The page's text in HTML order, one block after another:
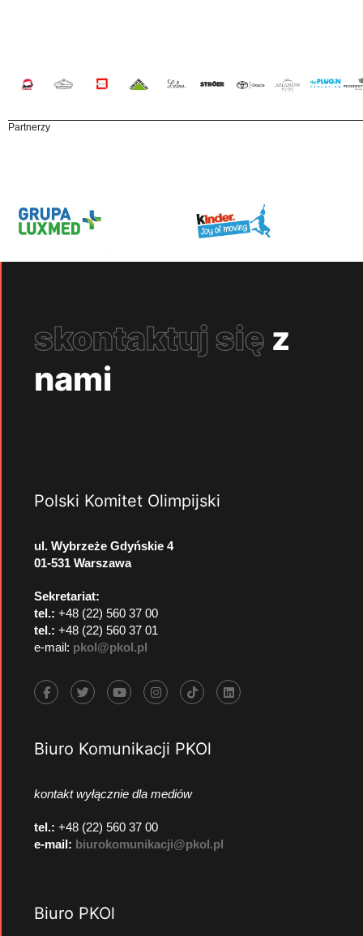
Partnerzy
skontaktuj się z
nami
Polski Komitet Olimpijski
ul. Wybrzeże Gdyńskie 4
01-531 Warszawa
Sekretariat:
tel.: +48 (22) 560 37 00
tel.: +48 (22) 560 37 01
e-mail: pkol@pkol.pl
Biuro Komunikacji PKOl
kontakt wyłącznie dla mediów
tel.: +48 (22) 560 37 00
e-mail: biurokomunikacji@pkol.pl
Biuro PKOl